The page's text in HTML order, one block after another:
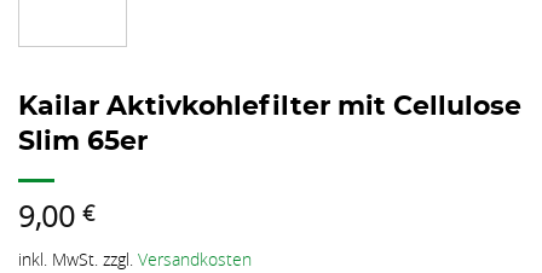
Kailar Aktivkohlefilter mit Cellulose
Slim 65er
9,00 €
inkl. MwSt. zzgl. Versandkosten